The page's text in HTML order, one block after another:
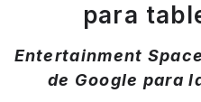
para
Entertainment
de Google para